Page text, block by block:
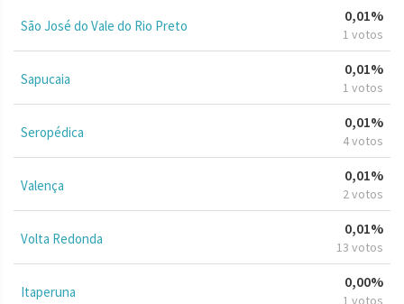
São José do Vale do Rio Preto
0,01%
1 votos
Sapucaia
0,01%
1 votos
Seropédica
0,01%
4 votos
Valença
0,01%
2 votos
Volta Redonda
0,01%
13 votos
Itaperuna
0,00%
1 votos